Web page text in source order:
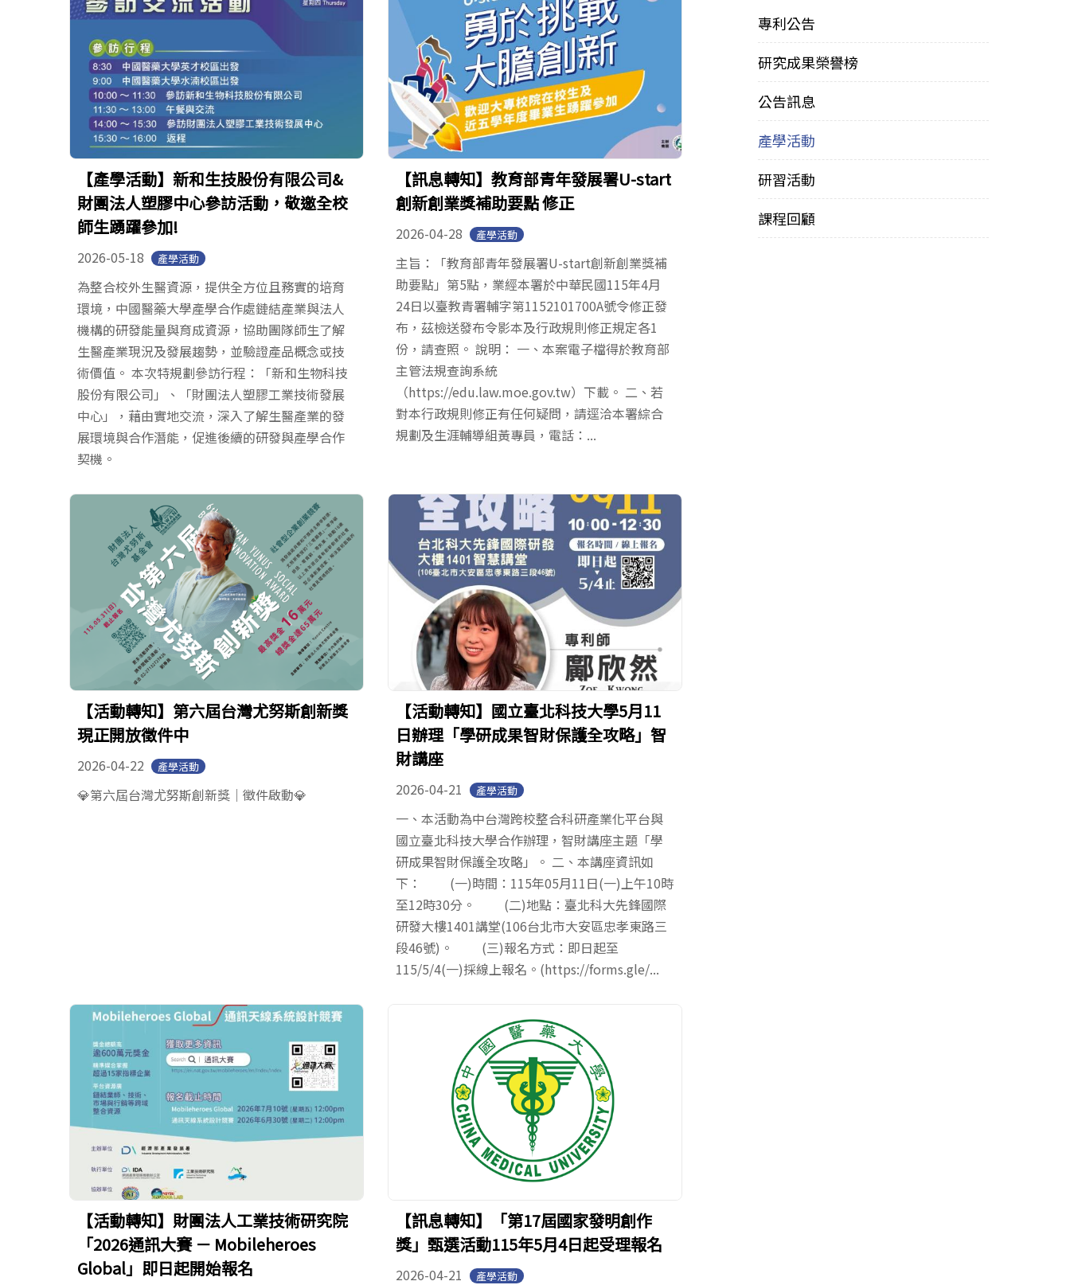
【產學活動】新和生技股份有限公司&
財團法人塑膠中心參訪活動，敬邀全校
師生踴躍參加!
2026-05-18 產學活動
為整合校外生醫資源，提供全方位且務實的培育
環境，中國醫藥大學產學合作處鏈結產業與法人
機構的研發能量與育成資源，協助團隊師生了解
生醫產業現況及發展趨勢，並驗證產品概念或技
術價值。 本次特規劃參訪行程：「新和生物科技
股份有限公司」、「財團法人塑膠工業技術發展
中心」，藉由實地交流，深入了解生醫產業的發
展環境與合作潛能，促進後續的研發與產學合作
契機。
【訊息轉知】教育部青年發展署U-start
創新創業獎補助要點 修正
2026-04-28 產學活動
主旨：「教育部青年發展署U-start創新創業獎補
助要點」第5點，業經本署於中華民國115年4月
24日以臺教青署輔字第1152101700A號令修正發
布，茲檢送發布令影本及行政規則修正規定各1
份，請查照。 說明： 一、本案電子檔得於教育部
主管法規查詢系統
（https://edu.law.moe.gov.tw）下載。 二、若
對本行政規則修正有任何疑問，請逕洽本署綜合
規劃及生涯輔導組黃專員，電話：...
【活動轉知】第六屆台灣尤努斯創新獎
現正開放徵件中
2026-04-22 產學活動
💎第六屆台灣尤努斯創新獎｜徵件啟動💎
【活動轉知】國立臺北科技大學5月11
日辦理「學研成果智財保護全攻略」智
財講座
2026-04-21 產學活動
一、本活動為中台灣跨校整合科研產業化平台與
國立臺北科技大學合作辦理，智財講座主題「學
研成果智財保護全攻略」。 二、本講座資訊如
下： (一)時間：115年05月11日(一)上午10時
至12時30分。 (二)地點：臺北科大先鋒國際
研發大樓1401講堂(106台北市大安區忠孝東路三
段46號)。 (三)報名方式：即日起至
115/5/4(一)採線上報名。(https://forms.gle/...
【活動轉知】財團法人工業技術研究院
「2026通訊大賽 － Mobileheroes
Global」即日起開始報名
【訊息轉知】「第17屆國家發明創作
獎」甄選活動115年5月4日起受理報名
2026-04-21 產學活動
專利公告
研究成果榮譽榜
公告訊息
產學活動
研習活動
課程回顧